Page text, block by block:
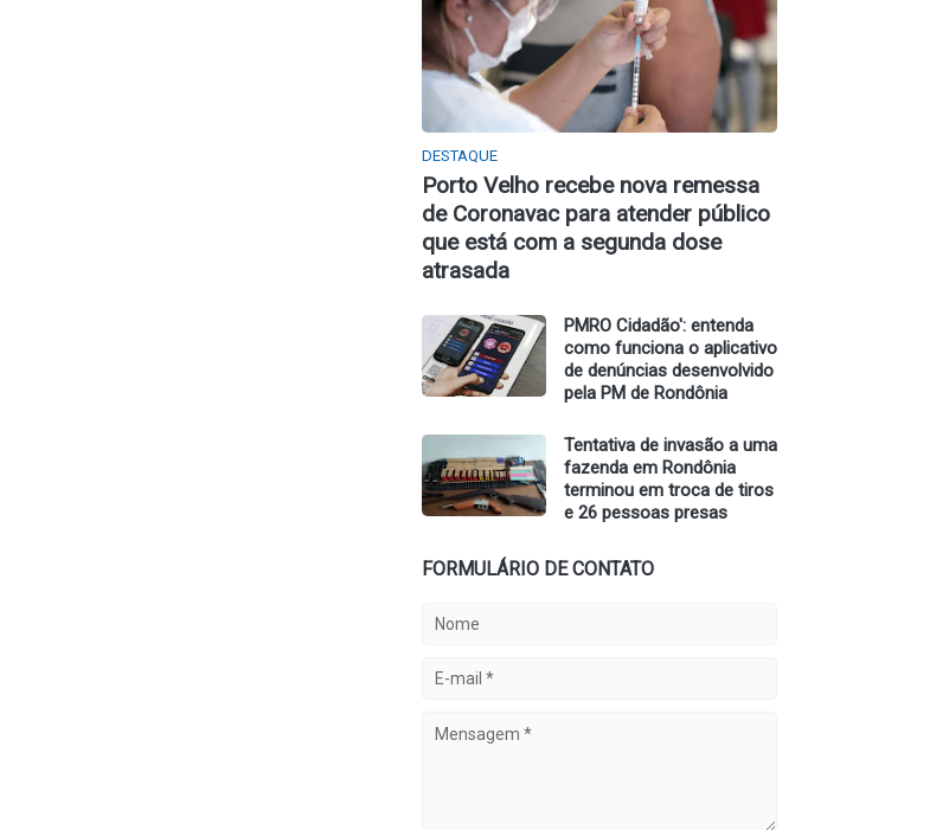
DESTAQUE
Porto Velho recebe nova remessa
de Coronavac para atender público
que está com a segunda dose
atrasada
PMRO Cidadão': entenda
como funciona o aplicativo
de denúncias desenvolvido
pela PM de Rondônia
Tentativa de invasão a uma
fazenda em Rondônia
terminou em troca de tiros
e 26 pessoas presas
FORMULÁRIO DE CONTATO